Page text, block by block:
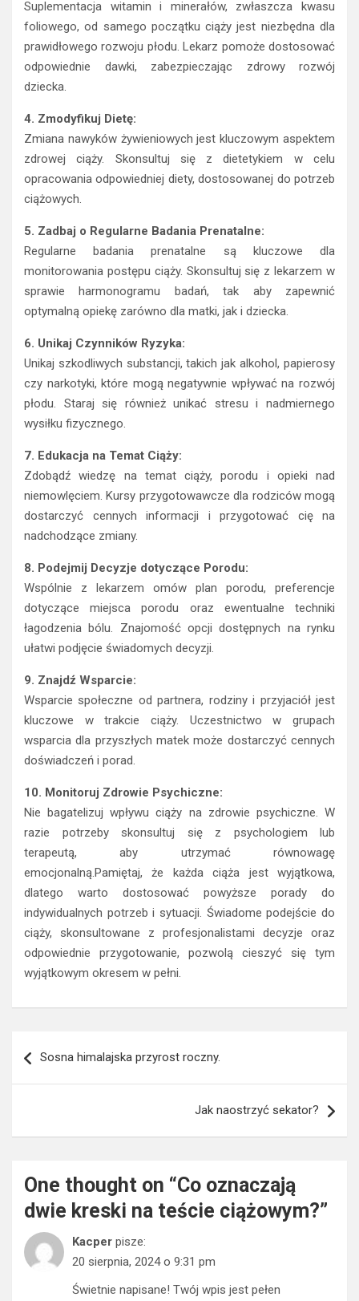
Suplementacja witamin i minerałów, zwłaszcza kwasu
foliowego, od samego początku ciąży jest niezbędna dla
prawidłowego rozwoju płodu. Lekarz pomoże dostosować
odpowiednie dawki, zabezpieczając zdrowy rozwój
dziecka.
4. Zmodyfikuj Dietę:
Zmiana nawyków żywieniowych jest kluczowym aspektem
zdrowej ciąży. Skonsultuj się z dietetykiem w celu
opracowania odpowiedniej diety, dostosowanej do potrzeb
ciążowych.
5. Zadbaj o Regularne Badania Prenatalne:
Regularne badania prenatalne są kluczowe dla
monitorowania postępu ciąży. Skonsultuj się z lekarzem w
sprawie harmonogramu badań, tak aby zapewnić
optymalną opiekę zarówno dla matki, jak i dziecka.
6. Unikaj Czynników Ryzyka:
Unikaj szkodliwych substancji, takich jak alkohol, papierosy
czy narkotyki, które mogą negatywnie wpływać na rozwój
płodu. Staraj się również unikać stresu i nadmiernego
wysiłku fizycznego.
7. Edukacja na Temat Ciąży:
Zdobądź wiedzę na temat ciąży, porodu i opieki nad
niemowlęciem. Kursy przygotowawcze dla rodziców mogą
dostarczyć cennych informacji i przygotować cię na
nadchodzące zmiany.
8. Podejmij Decyzje dotyczące Porodu:
Wspólnie z lekarzem omów plan porodu, preferencje
dotyczące miejsca porodu oraz ewentualne techniki
łagodzenia bólu. Znajomość opcji dostępnych na rynku
ułatwi podjęcie świadomych decyzji.
9. Znajdź Wsparcie:
Wsparcie społeczne od partnera, rodziny i przyjaciół jest
kluczowe w trakcie ciąży. Uczestnictwo w grupach
wsparcia dla przyszłych matek może dostarczyć cennych
doświadczeń i porad.
10. Monitoruj Zdrowie Psychiczne:
Nie bagatelizuj wpływu ciąży na zdrowie psychiczne. W
razie potrzeby skonsultuj się z psychologiem lub
terapeutą, aby utrzymać równowagę
emocjonalną.Pamiętaj, że każda ciąża jest wyjątkowa,
dlatego warto dostosować powyższe porady do
indywidualnych potrzeb i sytuacji. Świadome podejście do
ciąży, skonsultowane z profesjonalistami decyzje oraz
odpowiednie przygotowanie, pozwolą cieszyć się tym
wyjątkowym okresem w pełni.
wpisu
Sosna himalajska przyrost roczny.
Jak naostrzyć sekator?
One thought on “Co oznaczają
dwie kreski na teście ciążowym?”
Kacper pisze:
20 sierpnia, 2024 o 9:31 pm
Świetnie napisane! Twój wpis jest pełen